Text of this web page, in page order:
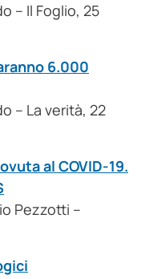
– Il Foglio, 25
6.000
– La verità, 22
al COVID-19.
Pezzotti –